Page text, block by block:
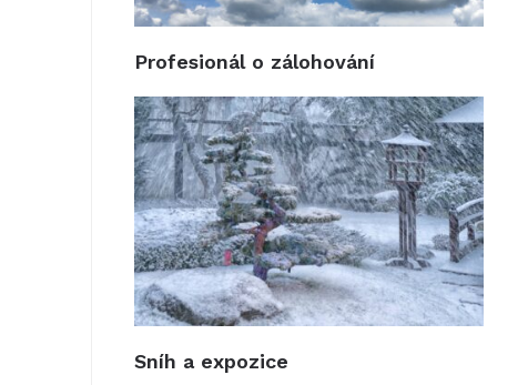
Profesionál o zálohování
Sníh a expozice